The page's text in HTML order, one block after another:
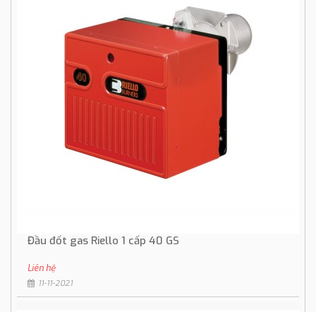
Đầu đốt gas Riello 1 cấp 40 GS
Liên hệ
11-11-2021